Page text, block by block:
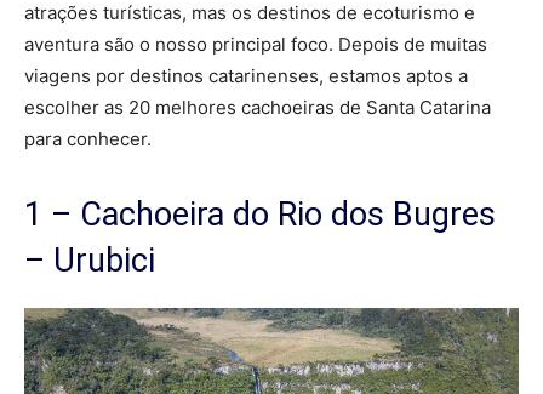
atrações turísticas, mas os destinos de ecoturismo e
aventura são o nosso principal foco. Depois de muitas
viagens por destinos catarinenses, estamos aptos a
escolher as 20 melhores cachoeiras de Santa Catarina
para conhecer.
1 – Cachoeira do Rio dos Bugres
– Urubici